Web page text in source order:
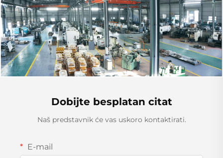
Dobijte besplatan citat
Naš predstavnik će vas uskoro kontaktirati.
E-mail